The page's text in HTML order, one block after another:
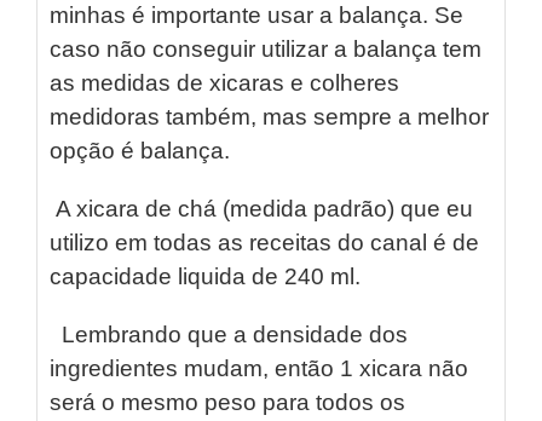
minhas é importante usar a balança. Se
caso não conseguir utilizar a balança tem
as medidas de xicaras e colheres
medidoras também, mas sempre a melhor
opção é balança.
A xicara de chá (medida padrão) que eu
utilizo em todas as receitas do canal é de
capacidade liquida de 240 ml.
Lembrando que a densidade dos
ingredientes mudam, então 1 xicara não
será o mesmo peso para todos os